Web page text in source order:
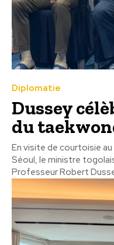
Diplomatie
Dussey
du
En visite de courtoisie au
Séoul, le ministre
Professeur Robert